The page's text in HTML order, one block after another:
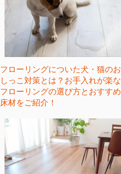
フローリングについた犬・猫のお
しっこ対策とは？お手入れが楽な
フローリングの選び方とおすすめ
床材をご紹介！